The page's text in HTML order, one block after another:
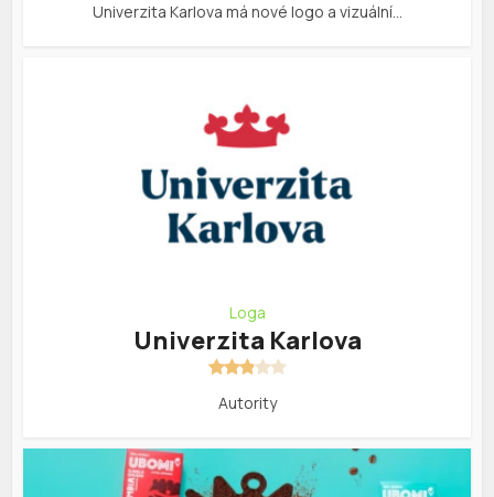
Univerzita Karlova má nové logo a vizuální…
Loga
Univerzita Karlova
Autority